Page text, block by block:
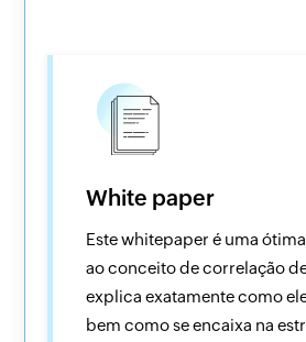
White paper
Este whitepaper é uma
ao conceito de correlação
explica exatamente como
bem como se encaixa na